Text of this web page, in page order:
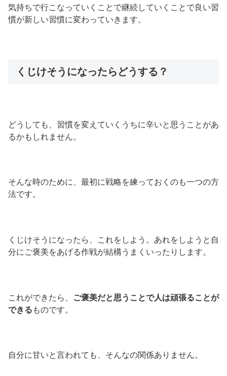
気持ちで行こなっていくことで継続していくことで良い習
慣が新しい習慣に変わっていきます。
くじけそうになったらどうする？
どうしても、習慣を変えていくうちに辛いと思うことがあ
るかもしれません。
そんな時のために、最初に戦略を練っておくのも一つの方
法です。
くじけそうになったら、これをしよう。あれをしようと自
分にご褒美をあげる作戦が結構うまくいったりします。
これができたら、
ご褒美だと思うことで人は頑張ることが
できる ものです。
自分に甘いと言われても、そんなの関係ありません。